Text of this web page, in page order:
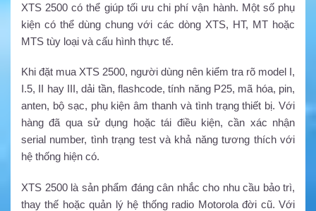
XTS 2500 có thể giúp tối ưu chi phí vận hành. Một số phụ
kiện có thể dùng chung với các dòng XTS, HT, MT hoặc
MTS tùy loại và cấu hình thực tế.
Khi đặt mua XTS 2500, người dùng nên kiểm tra rõ model I,
I.5, II hay III, dải tần, flashcode, tính năng P25, mã hóa, pin,
anten, bộ sạc, phụ kiện âm thanh và tình trạng thiết bị. Với
hàng đã qua sử dụng hoặc tái điều kiện, cần xác nhận
serial number, tình trạng test và khả năng tương thích với
hệ thống hiện có.
XTS 2500 là sản phẩm đáng cân nhắc cho nhu cầu bảo trì,
thay thế hoặc quản lý hệ thống radio Motorola đời cũ. Với